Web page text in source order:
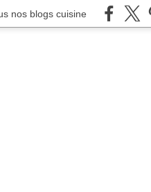
nos blogs cuisine